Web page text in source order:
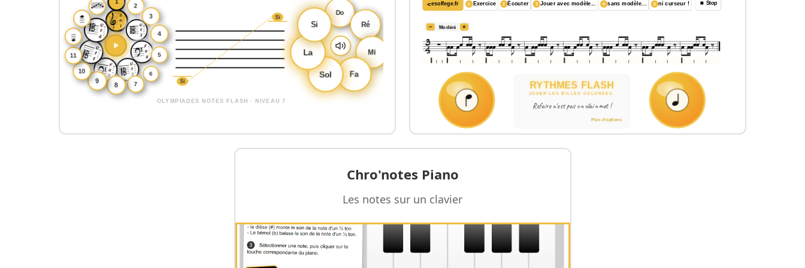
Le site se distingue par sa philosophie centrée sur l'accessibilité et la sécurité: aucune inscription n'est requise, aucun compte à créer, et surtout,
aucune publicité ne vient perturber l'expérience d'apprentissage. Cette approche garantit un environnement sécurisé où parents et enseignants
peuvent laisser les enfants naviguer sans risque.
Outils d'apprentissage musical proposés :
Lecture de notes et de rythmes
: Exercices progressifs avec 7 clés différentes, lecture relative en français et anglais, puzzles rythmiques
Entraînement de l'écoute et de la mémoire: Séquences musicales à mémoriser, dictées de noms de notes
tons, visualisation des notes au piano et au violoncelle, construction de gammes et tonalités (majeures et mineures), séquences d'intervalles et de
métronomes simplifiés et avancés, papiers à musique téléchargeables, visioconférence Jitsi Meet
Tous ces outils sont conçus pour offrir uneexpérience d'apprentissage complète et progressive
Chro'notes Piano
Les notes sur un clavier